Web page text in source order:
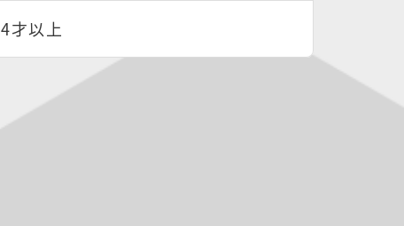
4才以上